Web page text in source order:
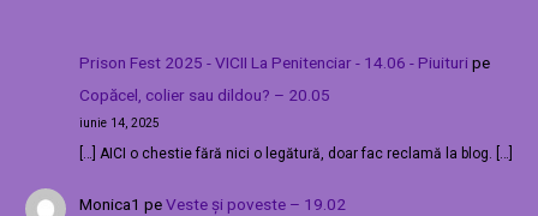
Prison Fest 2025 - VICII La Penitenciar - 14.06 - Piuituripe
Copăcel, colier sau dildou? – 20.05
iunie 14, 2025
[…] AICI o chestie fără nici o legătură, doar fac reclamă la blog. […]
Monica1 peVeste și poveste – 19.02